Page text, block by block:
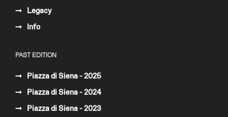
Legacy
Info
PAST EDITION
Piazza di Siena - 2025
Piazza di Siena - 2024
Piazza di Siena - 2023